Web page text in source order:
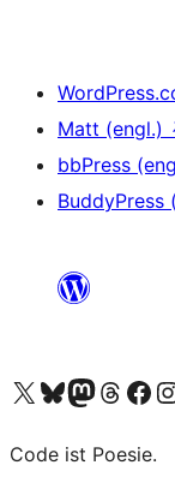
Matt (engl.)
bbPress
BuddyPress
Das X-Konto (früher Twitter) von WordPress.org besuchen
Das Bluesky-Konto von WordPress.org besuchen
Das Mastodon-Konto von
Das Threads-Konto von
Die Facebook-
Das
Code ist Poesie.